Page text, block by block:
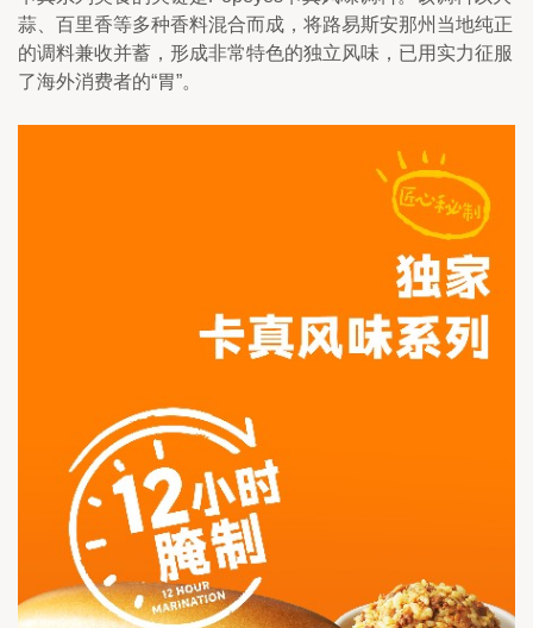
蒜、百里香等多种香料混合而成，将路易斯安那州当地纯正
的调料兼收并蓄，形成非常特色的独立风味，已用实力征服
了海外消费者的“胃”。